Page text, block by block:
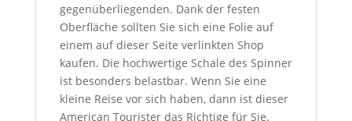
gegenüberliegenden. Dank der festen
Oberfläche sollten Sie sich eine Folie auf
einem auf dieser Seite verlinkten Shop
kaufen. Die hochwertige Schale des Spinner
ist besonders belastbar. Wenn Sie eine
kleine Reise vor sich haben, dann ist dieser
American Tourister das Richtige für Sie.